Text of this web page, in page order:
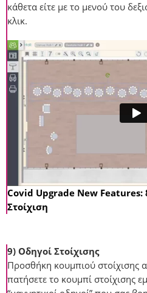
κάθετα είτε με το μενού του
κλικ.
Covid Upgrade New Features:
Στοίχιση
9) Οδηγοί Στοίχισης
Προσθήκη κουμπιού στοίχισης
πατήσετε το κουμπί στοίχισης